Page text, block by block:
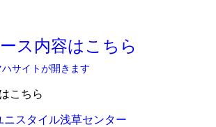
ス内容はこちら
ハサイトが開きます
こちら
ニスタイル浅草センター